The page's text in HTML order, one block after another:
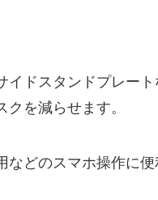
イドスタンドプレー
を減らせます。
どのスマホ操作に便